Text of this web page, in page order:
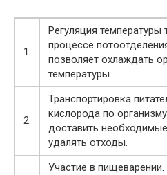
1.
Регуляция температуры
процессе
позволяет охлаждать
температуры.
2.
Транспортировка
кислорода по
доставить
удалять отходы.
Участие в